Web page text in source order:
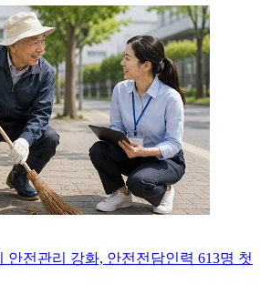
안전관리 강화, 안전전담인력 613명 첫